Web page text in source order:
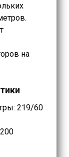
на
219/60